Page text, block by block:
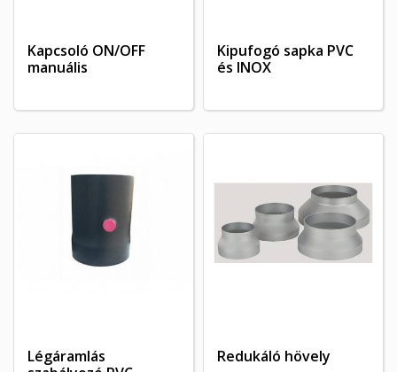
Kapcsoló ON/OFF
manuális
Kipufogó sapka PVC
és INOX
Légáramlás
Redukáló hövely
Kívánságlistáim ×
Új lista létrehozása
((modalTitle)) ×
((confirmMessage))
Kívánságlista létrehozása
Kívánságlista neve
Bejelentkezés ×
Be kell jelentkezned a termékek kívánságlistába történő
mentéséhez.